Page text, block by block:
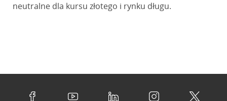
neutralne dla kursu złotego i rynku długu.